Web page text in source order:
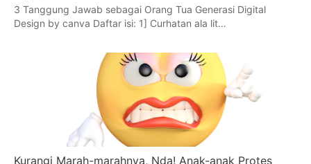
3 Tanggung Jawab sebagai Orang Tua Generasi Digital
Design by canva Daftar isi: 1] Curhatan ala lit…
Kurangi Marah-marahnya, Nda! Anak-anak Protes